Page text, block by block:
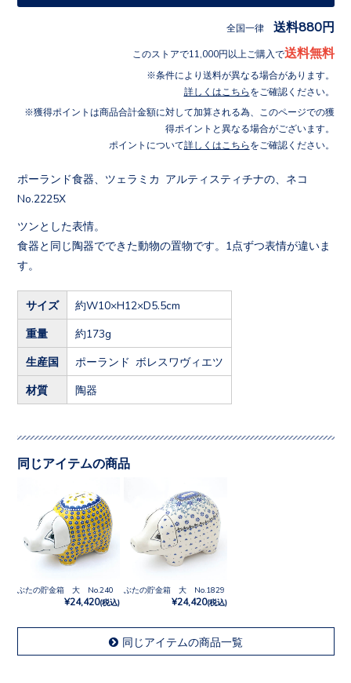
全国一律 送料880円
このストアで11,000円以上ご購入で送料無料
条件により送料が異なる場合があります。
詳しくはこちら をご確認ください。
獲得ポイントは商品合計金額に対して加算される為、このページでの獲
得ポイントと異なる場合がございます。
ポイントについて詳しくはこちら をご確認ください。
ポーランド食器、ツェラミカ アルティスティチナの、ネコ
No.2225X
ツンとした表情。
食器と同じ陶器でできた動物の置物です。1点ずつ表情が違いま
す。
サイズ 約W10×H12×D5.5cm
重量 約173g
生産国 ポーランド ボレスワヴィエツ
材質 陶器
同じアイテムの商品
ぶたの貯金箱 大 No.240
¥24,420(税込)
ぶたの貯金箱 大 No.1829
¥24,420(税込)
同じアイテムの商品一覧